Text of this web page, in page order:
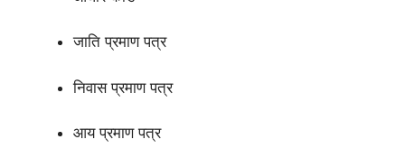
जाति प्रमाण पत्र
निवास प्रमाण पत्र
आय प्रमाण पत्र